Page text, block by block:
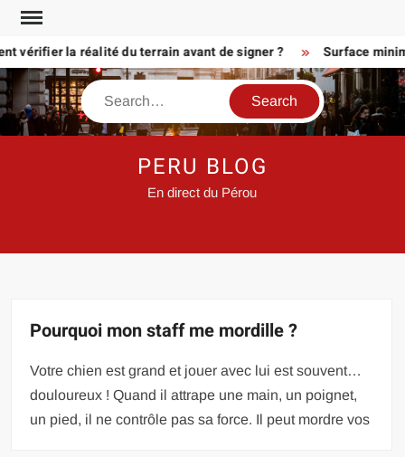
Skip
contentla réalité du terrain avant de signer ? Surface
Search
PERU BLOG
En direct du Pérou
Pourquoi mon staff me mordille ?
Votre chien est grand et jouer avec lui est souvent…
douloureux ! Quand il attrape une main, un poignet,
un pied, il ne contrôle pas sa force. Il peut mordre vos